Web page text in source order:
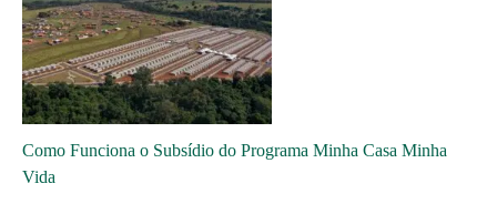
Como Funciona o Subsídio do Programa Minha Casa Minha
Vida